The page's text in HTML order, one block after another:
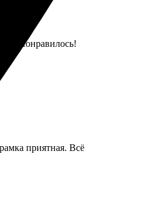
понравилось!
приятная. Всё